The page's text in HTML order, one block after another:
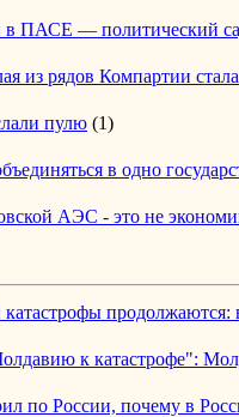
ПАСЕ — политический
из рядов Компартии
пулю (1)
в одно
АЭС - это не
продолжаются:
к катастрофе":
по России, почему в